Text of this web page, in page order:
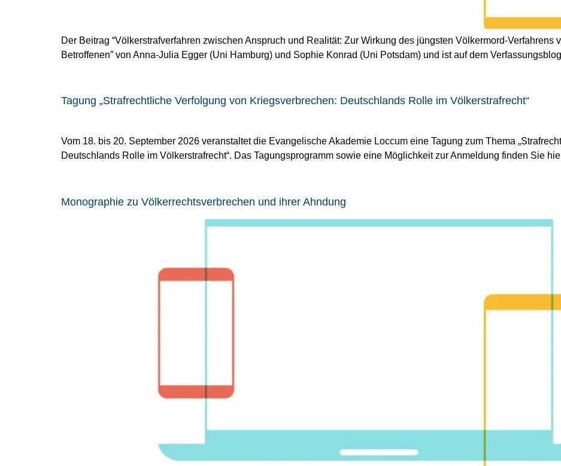
Der Beitrag “Völkerstrafverfahren zwischen Anspruch und Realität: Zur Wirkung des jüngsten Völkermord-Verfahrens
Betroffenen” von Anna-Julia Egger (Uni Hamburg) und Sophie Konrad (Uni Potsdam) und ist auf dem
Tagung „Strafrechtliche Verfolgung von Kriegsverbrechen: Deutschlands Rolle im Völkerstrafrecht“
Vom 18. bis 20. September 2026 veranstaltet die Evangelische Akademie Loccum eine Tagung zum Thema
Deutschlands Rolle im Völkerstrafrecht“. Das Tagungsprogramm sowie eine Möglichkeit zur Anmeldung finden Sie
Monographie zu Völkerrechtsverbrechen und ihrer Ahndung